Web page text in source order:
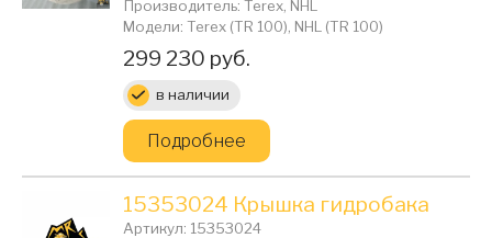
Производитель: Terex, NHL
Модели: Terex (TR 100), NHL (TR 100)
Цена:
299 230 руб.
в наличии
Подробнее
15353024 Крышка гидробака
Артикул: 15353024